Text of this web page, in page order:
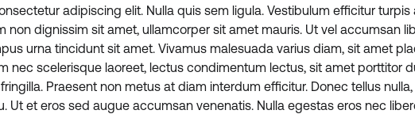
adipiscing elit. Nulla quis sem ligula. Vestibulum efficitur
non dignissim sit amet, ullamcorper sit amet mauris. Ut vel accumsan
urna tincidunt sit amet. Vivamus malesuada varius diam, sit amet
nec scelerisque laoreet, lectus condimentum lectus, sit amet porttitor
Praesent non metus at diam interdum efficitur. Donec tellus
Ut et eros sed augue accumsan venenatis. Nulla egestas eros nec